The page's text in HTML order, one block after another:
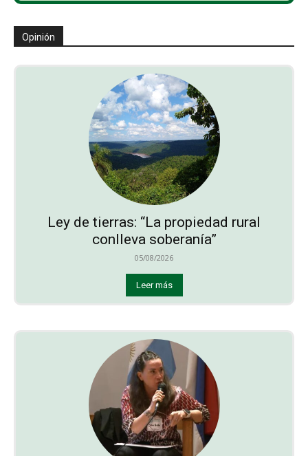
Opinión
Ley de tierras: “La propiedad rural
conlleva soberanía”
05/08/2026
Leer más